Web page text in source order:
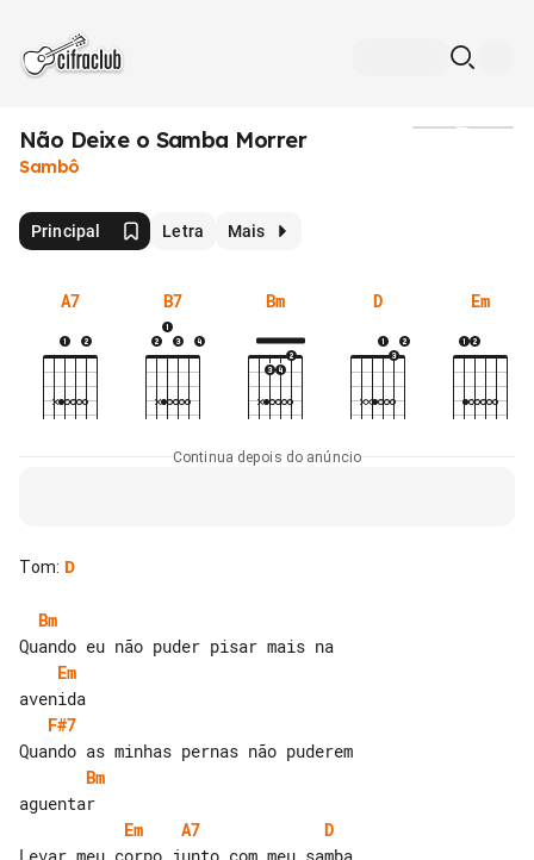
Não Deixe o Samba Morrer
Sambô
Principal Letra Mais
A7 B7 Bm D Em
Continua depois do anúncio
Tom: D
Bm
Em
F#7
Bm
Em
A7
D